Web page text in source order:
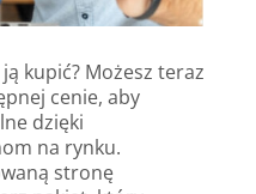
kupić? Możesz teraz
cenie, aby
dzięki
na rynku.
stronę